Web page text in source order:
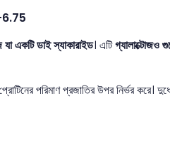
6.75
একটি ডাই স্যাকারাইড। এটিগ্যালাক্টোজও
পরিমাণ প্রজাতির উপর নির্ভর